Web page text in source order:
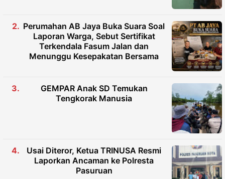
Perumahan AB Jaya Buka Suara Soal
Laporan Warga, Sebut Sertifikat
Terkendala Fasum Jalan dan
Menunggu Kesepakatan Bersama
GEMPAR Anak SD Temukan
Tengkorak Manusia
Usai Diteror, Ketua TRINUSA Resmi
Laporkan Ancaman ke Polresta
Pasuruan